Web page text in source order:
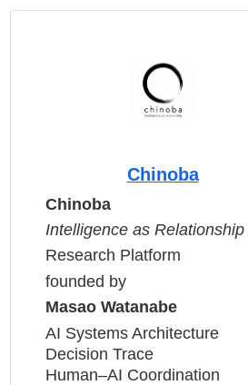
Chinoba
Chinoba
Intelligence as Relationship
Research Platform
founded by
Masao Watanabe
AI Systems Architecture
Decision Trace
Human–AI Coordination